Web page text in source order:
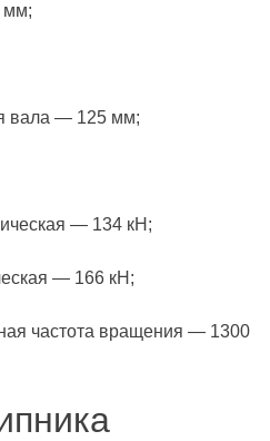
мм;
вала — 125 мм;
— 134 кН;
— 166 кН;
частота вращения — 1300